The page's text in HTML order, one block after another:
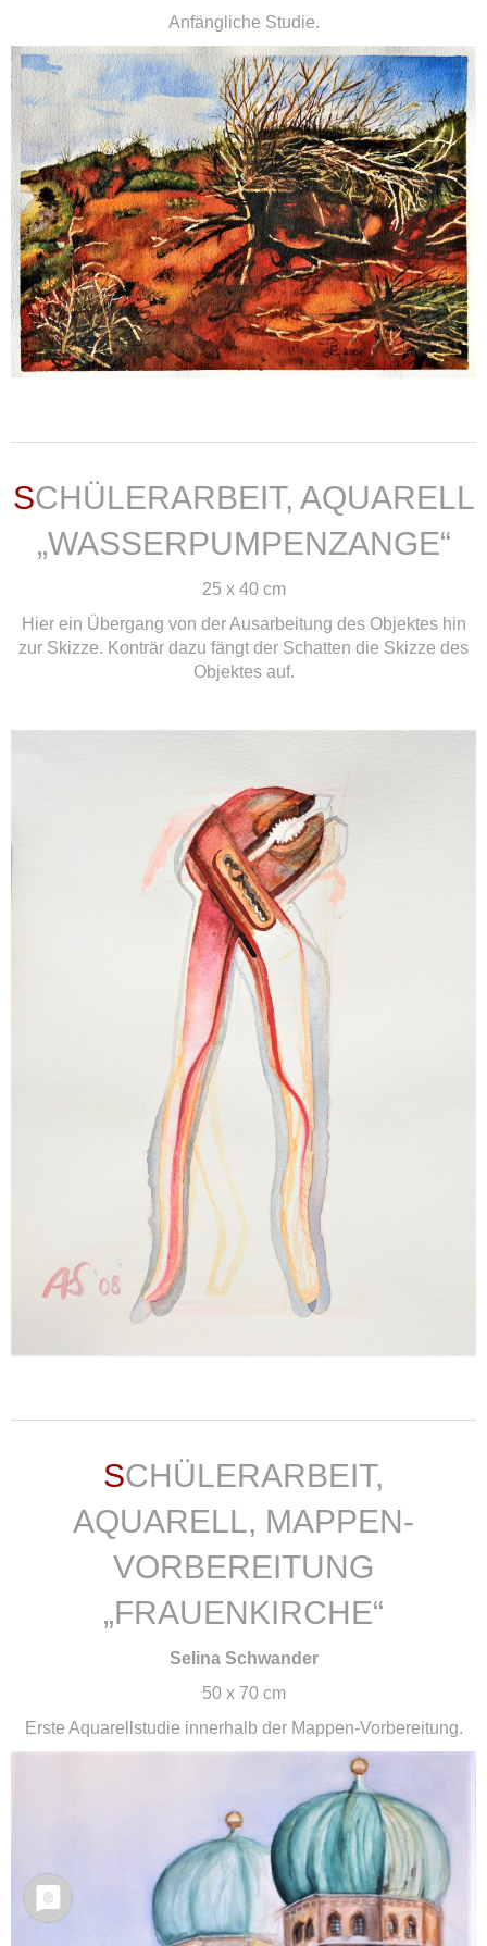
Anfängliche Studie.
SCHÜLERARBEIT, AQUARELL
„WASSERPUMPENZANGE“
25 x 40 cm
Hier ein Übergang von der Ausarbeitung des Objektes hin
zur Skizze. Konträr dazu fängt der Schatten die Skizze des
Objektes auf.
SCHÜLERARBEIT,
AQUARELL, MAPPEN-
VORBEREITUNG
„FRAUENKIRCHE“
Selina Schwander
50 x 70 cm
Erste Aquarellstudie innerhalb der Mappen-Vorbereitung.